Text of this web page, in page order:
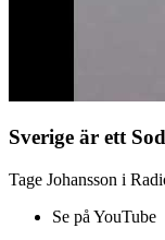
Sverige är ett
Tage Johansson i
Se på YouTube